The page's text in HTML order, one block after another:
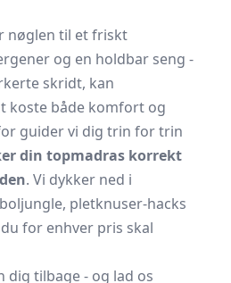
nøglen til et friskt
og en holdbar seng -
skridt, kan
koste både komfort og
guider vi dig trin for trin
din topmadras korrekt
. Vi dykker ned i
pletknuser-hacks
for enhver pris skal
dig tilbage - og lad os